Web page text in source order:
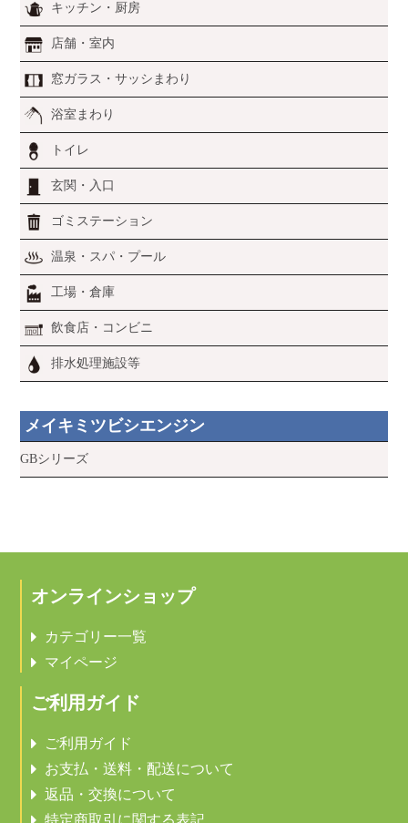
キッチン・厨房
店舗・室内
窓ガラス・サッシまわり
浴室まわり
トイレ
玄関・入口
ゴミステーション
温泉・スパ・プール
工場・倉庫
飲食店・コンビニ
排水処理施設等
メイキミツビシエンジン
GBシリーズ
オンラインショップ
カテゴリー一覧
マイページ
ご利用ガイド
ご利用ガイド
お支払・送料・配送について
返品・交換について